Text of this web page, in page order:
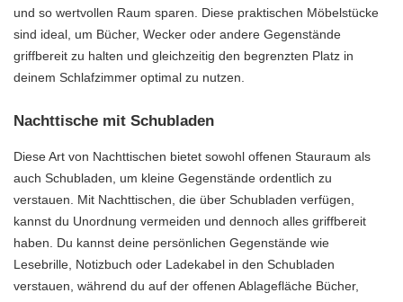
und so wertvollen Raum sparen. Diese praktischen Möbelstücke
sind ideal, um Bücher, Wecker oder andere Gegenstände
griffbereit zu halten und gleichzeitig den begrenzten Platz in
deinem Schlafzimmer optimal zu nutzen.
Nachttische mit Schubladen
Diese Art von Nachttischen bietet sowohl offenen Stauraum als
auch Schubladen, um kleine Gegenstände ordentlich zu
verstauen. Mit Nachttischen, die über Schubladen verfügen,
kannst du Unordnung vermeiden und dennoch alles griffbereit
haben. Du kannst deine persönlichen Gegenstände wie
Lesebrille, Notizbuch oder Ladekabel in den Schubladen
verstauen, während du auf der offenen Ablagefläche Bücher,